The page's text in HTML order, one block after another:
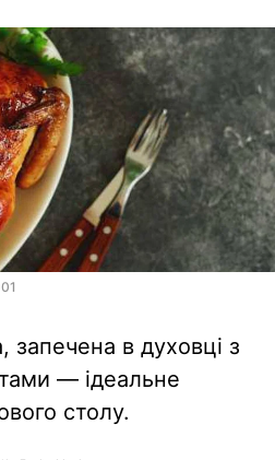
в духовці з
— ідеальне
столу.